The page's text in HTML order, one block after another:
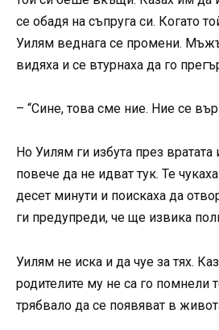
се обадя на съпруга си. Когато
Уилям веднага се промени.
видяха и се втурнаха да го
– “Сине, това сме ние. Ние се
Но Уилям ги избута през
повече да не идват тук. Те
десет минути и поискаха да
ги предупреди, че ще извика
Уилям не иска и да чуе за тях.
родителите му не са го помнели
трябвало да се появяват в